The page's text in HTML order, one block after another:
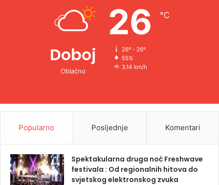
Doboj
Oblačno
26 ℃
26º - 26º
55%
3.14 km/h
Popularno Posljednje Komentari
Spektakularna druga noć Freshwave
festivala : Od regionalnih hitova do
svjetskog elektronskog zvuka